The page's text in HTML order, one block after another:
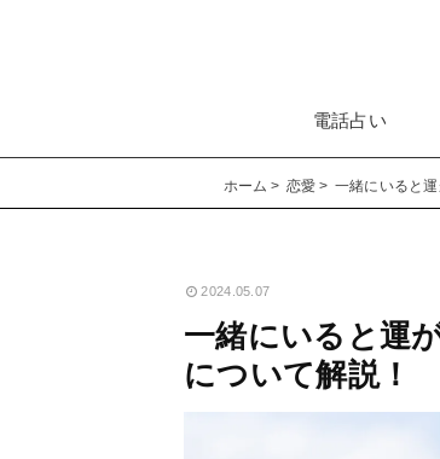
電話占い
ホーム 恋愛 一緒にいると
2024.05.07
一緒にいると運
について解説！